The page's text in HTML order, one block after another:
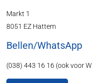
Markt 1
8051 EZ Hattem
Bellen/WhatsApp
(038) 443 16 16 (ook voor